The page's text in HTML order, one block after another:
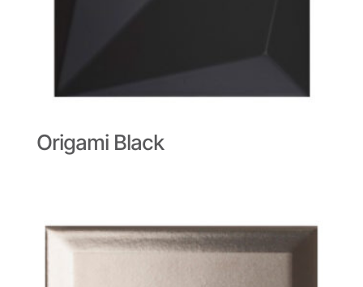
Origami Black